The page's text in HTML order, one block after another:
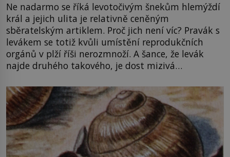
Ne nadarmo se říká levotočivým šnekům hlemýždí
král a jejich ulita je relativně ceněným
sběratelským artiklem. Proč jich není víc? Pravák s
levákem se totiž kvůli umístění reprodukčních
orgánů v plží říši nerozmnoží. A šance, že levák
najde druhého takového, je dost mizivá…